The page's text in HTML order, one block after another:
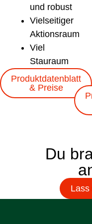
und robust
Vielseitiger
Aktionsraum
Viel
Stauraum
Produktdatenblatt
& Preise
Du
Lass